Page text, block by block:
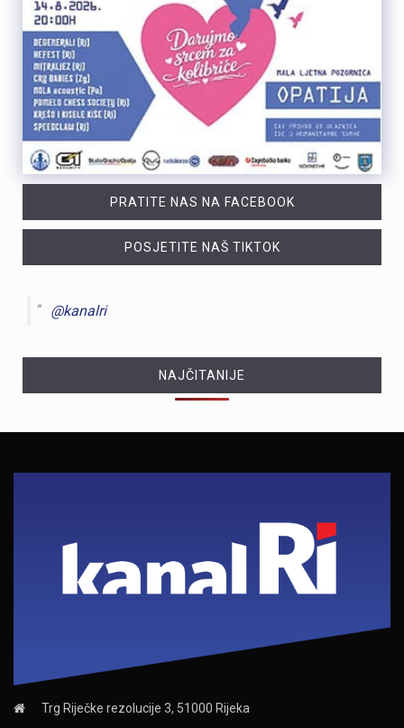
PRATITE NAS NA FACEBOOK
POSJETITE NAŠ TIKTOK
@kanalri
NAJČITANIJE
Trg Riječke rezolucije 3, 51000 Rijeka